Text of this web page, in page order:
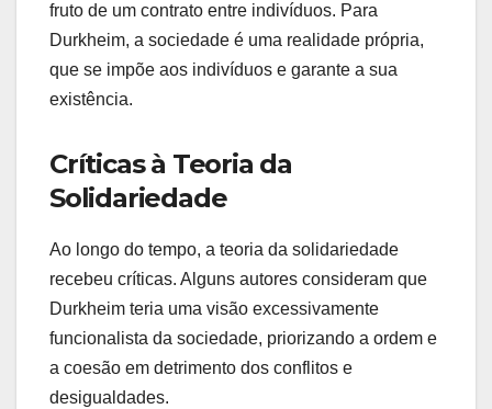
fruto de um contrato entre indivíduos. Para
Durkheim, a sociedade é uma realidade própria,
que se impõe aos indivíduos e garante a sua
existência.
Críticas à Teoria da
Solidariedade
Ao longo do tempo, a teoria da solidariedade
recebeu críticas. Alguns autores consideram que
Durkheim teria uma visão excessivamente
funcionalista da sociedade, priorizando a ordem e
a coesão em detrimento dos conflitos e
desigualdades.